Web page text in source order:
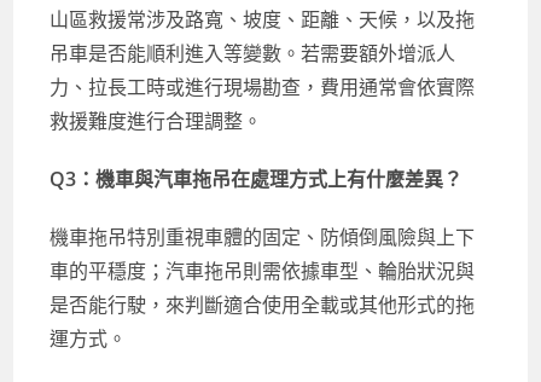
山區救援常涉及路寬、坡度、距離、天候，以及拖
吊車是否能順利進入等變數。若需要額外增派人
力、拉長工時或進行現場勘查，費用通常會依實際
救援難度進行合理調整。
Q3：機車與汽車拖吊在處理方式上有什麼差異？
機車拖吊特別重視車體的固定、防傾倒風險與上下
車的平穩度；汽車拖吊則需依據車型、輪胎狀況與
是否能行駛，來判斷適合使用全載或其他形式的拖
運方式。